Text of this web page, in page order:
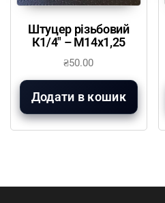
Штуцер різьбовий
К1/4″ – М14х1,25
₴50.00
Додати в кошик